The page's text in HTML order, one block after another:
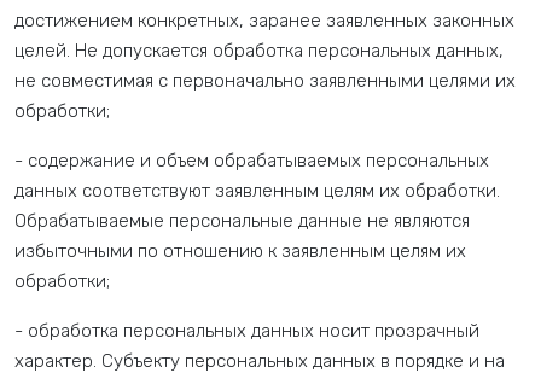
достижением конкретных, заранее заявленных законных
целей. Не допускается обработка персональных данных,
не совместимая с первоначально заявленными целями их
обработки;
- содержание и объем обрабатываемых персональных
данных соответствуют заявленным целям их обработки.
Обрабатываемые персональные данные не являются
избыточными по отношению к заявленным целям их
обработки;
- обработка персональных данных носит прозрачный
характер. Субъекту персональных данных в порядке и на